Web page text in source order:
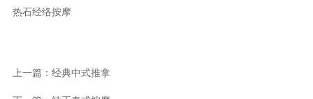
热石经络按摩
上一篇：经典中式推拿